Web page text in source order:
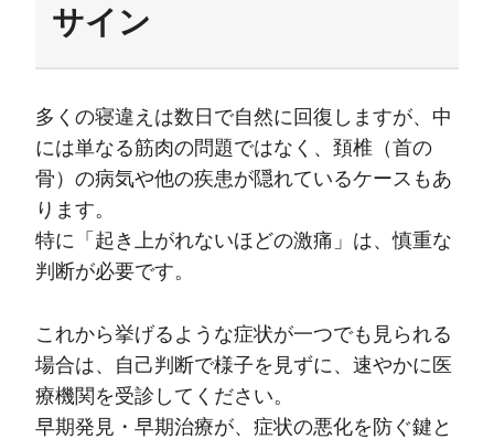
サイン
多くの寝違えは数日で自然に回復しますが、中
には単なる筋肉の問題ではなく、頚椎（首の
骨）の病気や他の疾患が隠れているケースもあ
ります。
特に「起き上がれないほどの激痛」は、慎重な
判断が必要です。
これから挙げるような症状が一つでも見られる
場合は、自己判断で様子を見ずに、速やかに医
療機関を受診してください。
早期発見・早期治療が、症状の悪化を防ぐ鍵と